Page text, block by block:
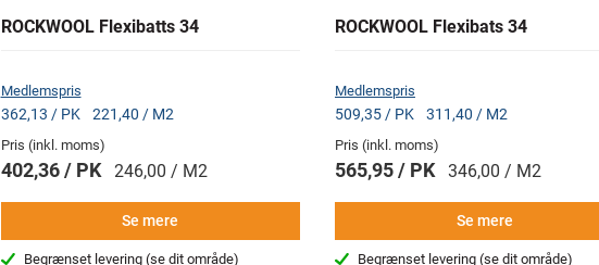
ROCKWOOL Flexibatts 34
Medlemspris
362,13 / PK 221,40 / M2
Pris (inkl. moms)
402,36 / PK 246,00 / M2
Se mere
Begrænset levering (se dit område)
ROCKWOOL Flexibats 34
Medlemspris
509,35 / PK 311,40 / M2
Pris (inkl. moms)
565,95 / PK 346,00 / M2
Se mere
Begrænset levering(se dit område)